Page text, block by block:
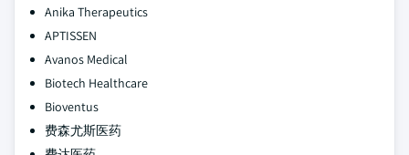
Anika Therapeutics
APTISSEN
Avanos Medical
Biotech Healthcare
Bioventus
费森尤斯医药